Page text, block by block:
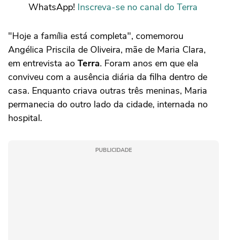
WhatsApp! Inscreva-se no canal do Terra
"Hoje a família está completa", comemorou
Angélica Priscila de Oliveira, mãe de Maria Clara,
em entrevista ao Terra. Foram anos em que ela
conviveu com a ausência diária da filha dentro de
casa. Enquanto criava outras três meninas, Maria
permanecia do outro lado da cidade, internada no
hospital.
PUBLICIDADE